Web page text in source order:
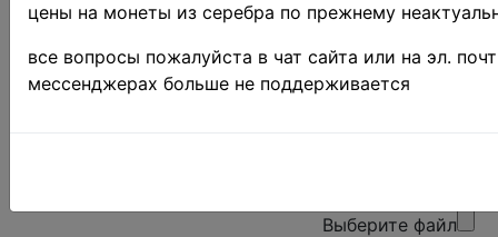
Российская
Федерация(1992
г.-н.д.)
Поиск в
Выберите файл
цены на монеты из серебра по прежнему
все вопросы пожалуйста в чат сайта или на эл.
мессенджерах больше не поддерживается